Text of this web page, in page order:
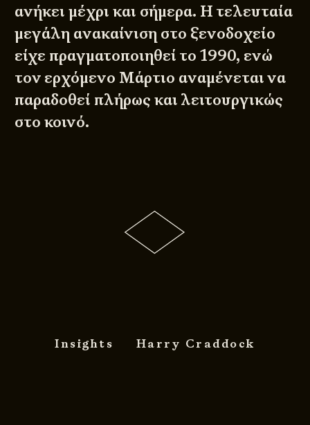
ανήκει μέχρι και σήμερα. Η τελευταία
μεγάλη ανακαίνιση στο ξενοδοχείο
είχε πραγματοποιηθεί το 1990, ενώ
τον ερχόμενο Μάρτιο αναμένεται να
παραδοθεί πλήρως και λειτουργικώς
στο κοινό.
Insights Harry Craddock